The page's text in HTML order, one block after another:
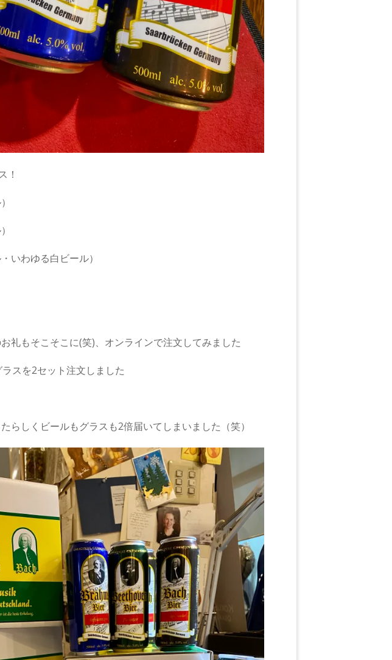
！
いわゆる白ビール）
礼もそこそこに(笑)、オンラインで注文してみました
スを2セット注文しました
らしくビールもグラスも2倍届いてしまいました（笑）